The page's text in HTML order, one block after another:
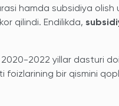
hamda subsidiya olish
qilindi. Endilikda,
2022 yillar dasturi
bir qismini